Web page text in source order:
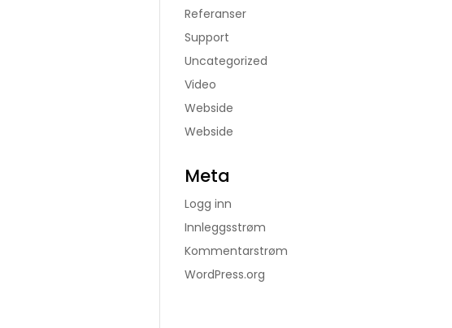
Referanser
Support
Uncategorized
Video
Webside
Webside
Meta
Logg inn
Innleggsstrøm
Kommentarstrøm
WordPress.org